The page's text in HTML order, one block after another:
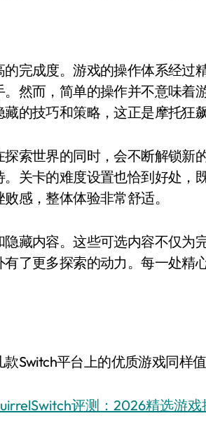
完成度。游戏的操作体系经过
然而，简单的操作并不意味
的技巧和策略，这正是摩托狂
索世界的同时，会不断解锁新
关卡的难度设置也恰到好处，
感，整体体验非常舒适。
藏内容。这些可选内容不仅为
了更多探索的动力。每一处精
Switch平台上的优质游戏同样
评测：2026精选游戏